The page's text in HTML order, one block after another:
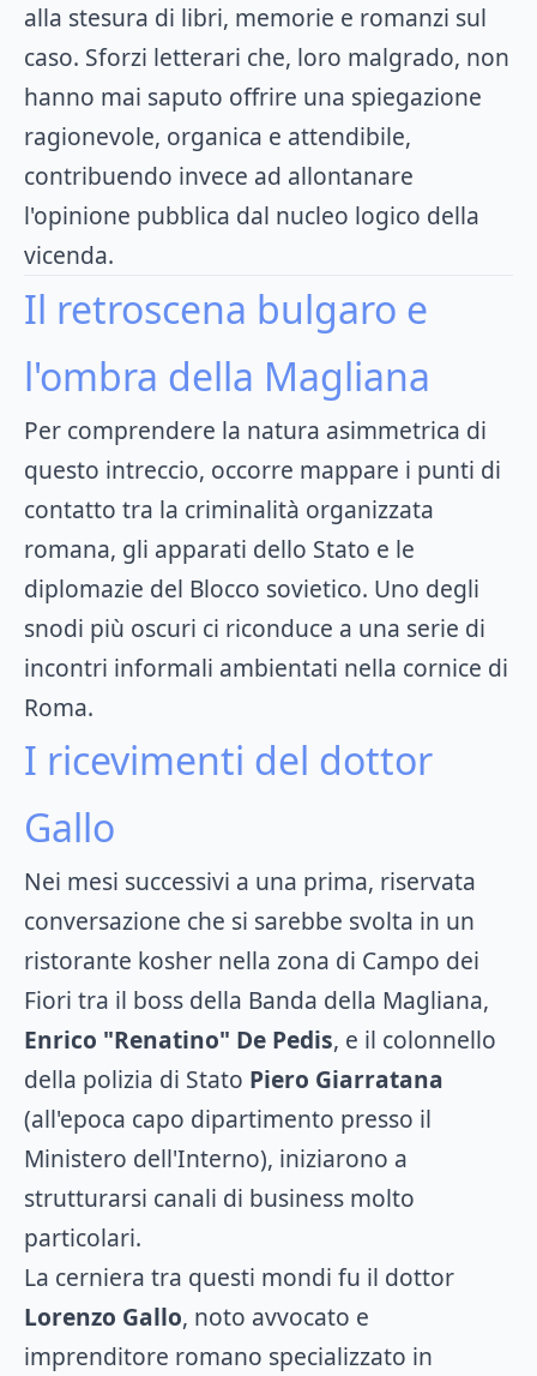
alla stesura di libri, memorie e romanzi sul
caso. Sforzi letterari che, loro malgrado, non
hanno mai saputo offrire una spiegazione
ragionevole, organica e attendibile,
contribuendo invece ad allontanare
l'opinione pubblica dal nucleo logico della
vicenda.
Il retroscena bulgaro e
l'ombra della Magliana
Per comprendere la natura asimmetrica di
questo intreccio, occorre mappare i punti di
contatto tra la criminalità organizzata
romana, gli apparati dello Stato e le
diplomazie del Blocco sovietico. Uno degli
snodi più oscuri ci riconduce a una serie di
incontri informali ambientati nella cornice di
Roma.
I ricevimenti del dottor
Gallo
Nei mesi successivi a una prima, riservata
conversazione che si sarebbe svolta in un
ristorante kosher nella zona di Campo dei
Fiori tra il boss della Banda della Magliana,
Enrico "Renatino" De Pedis, e il colonnello
della polizia di Stato Piero Giarratana
(all'epoca capo dipartimento presso il
Ministero dell'Interno), iniziarono a
strutturarsi canali di business molto
particolari.
La cerniera tra questi mondi fu il dottor
Lorenzo Gallo, noto avvocato e
imprenditore romano specializzato in